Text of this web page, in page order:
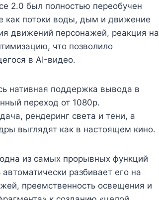
2.0 был полностью переобучен
как потоки воды, дым и движение
движений персонажей, реакция на
что позволило
в AI-видео.
нативная поддержка вывода в
переход от 1080p.
рендеринг света и тени, а
выглядят как в настоящем кино.
из самых прорывных функций
разбивает его на
преемственность освещения и